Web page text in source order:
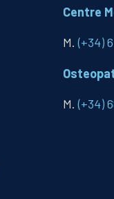
Centre
M.(+34)
M.(+34)